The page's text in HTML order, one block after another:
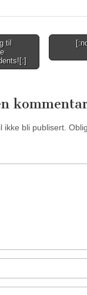
til
ikke bli publisert.